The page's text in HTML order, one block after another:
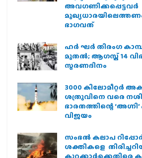
അവഗണിക്കപ്പെട്ടവര്‍
ഭാഗവത്
ഹര്‍ ഘര്‍ തിരംഗ
മുതല്‍; ആഗസ്ത് 14
സ്മരണദിനം
3000 കിലോമീറ്റർ
ശത്രുവിനെ വരെ
ഭാരതത്തിന്റെ
വിജയം
സംഭൽ കലാപ
ശക്തികളെ